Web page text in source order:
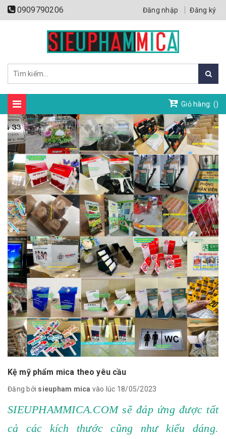
0909790206 Đăng nhập Đăng ký
Giỏ hàng: ()
Kệ mỹ phẩm mica theo yêu cầu
Đăng bởi sieupham mica vào lúc 18/05/2023
SIEUPHAMMICA.COM sẽ đáp ứng được tất
cả các kích thước cũng như kiểu dáng.